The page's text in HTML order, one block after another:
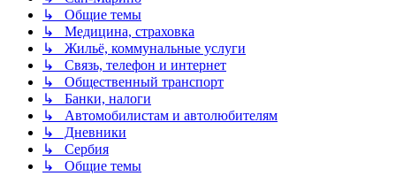
↳ Общие темы
↳ Медицина, страховка
↳ Жильё, коммунальные услуги
↳ Связь, телефон и интернет
↳ Общественный транспорт
↳ Банки, налоги
↳ Автомобилистам и автолюбителям
↳ Дневники
↳ Сербия
↳ Общие темы